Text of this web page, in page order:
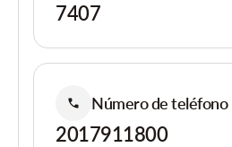
7407
Número de teléfono
2017911800